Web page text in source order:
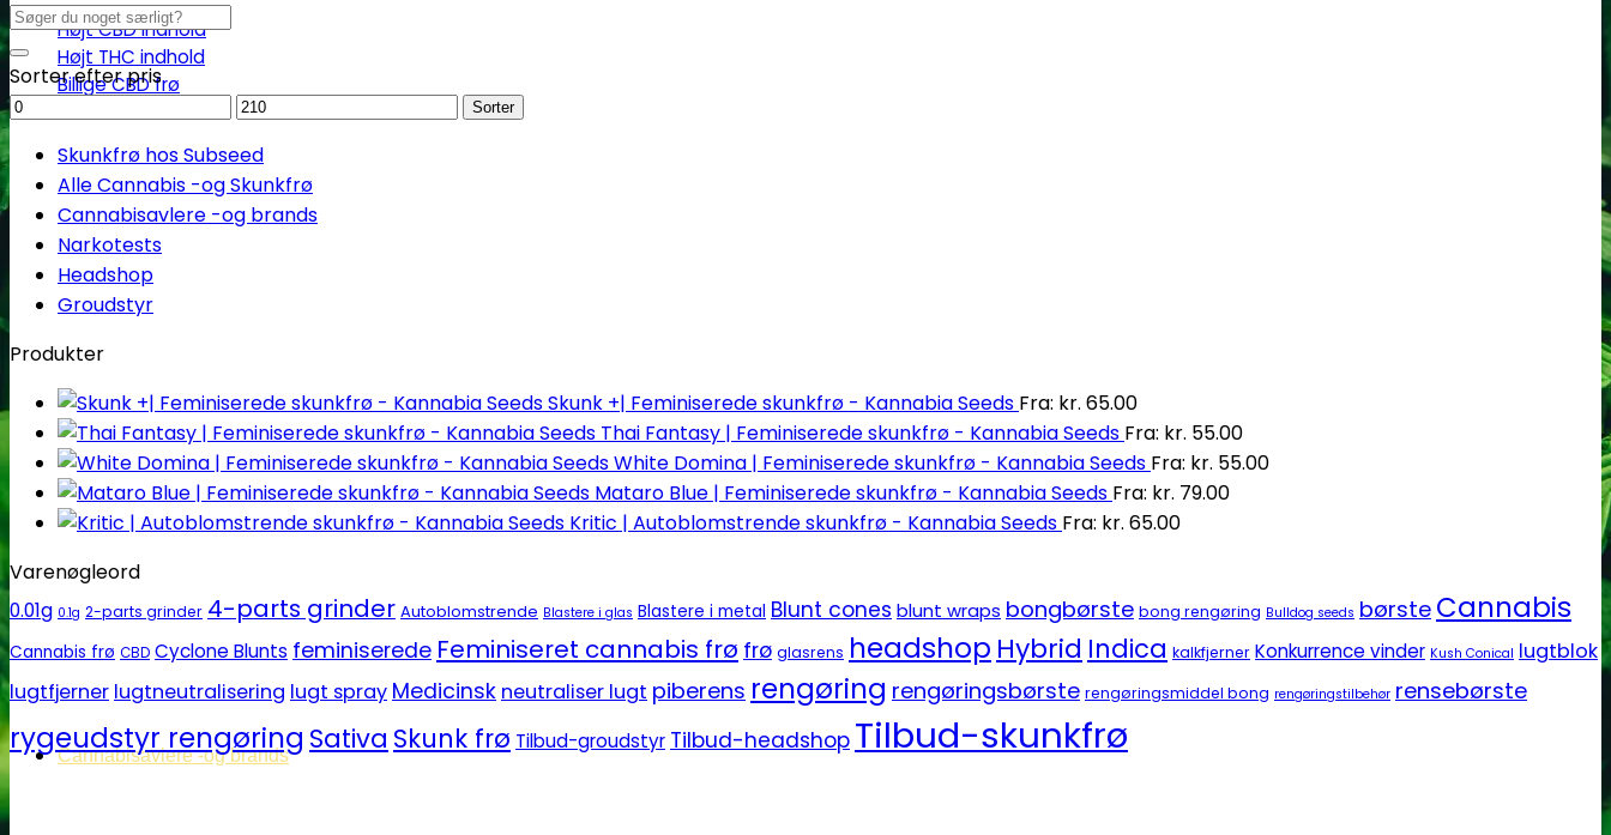
Højt CBD indhold
Højt THC indhold
Billige CBD frø
Cannabisavlere -og brands
Søg
efter:
Sorter efter pris
Mindstepris
Maks.
Sorter
Skunkfrø hos Subseed
Alle Cannabis -og Skunkfrø
Cannabisavlere -og brands
Narkotests
Headshop
Groudstyr
Produkter
Skunk +| Feminiserede skunkfrø - Kannabia Seeds Fra: kr. 65.00
Thai Fantasy | Feminiserede skunkfrø - Kannabia Seeds Fra: kr. 55.00
White Domina | Feminiserede skunkfrø - Kannabia Seeds Fra: kr. 55.00
Mataro Blue | Feminiserede skunkfrø - Kannabia Seeds Fra: kr. 79.00
Kritic | Autoblomstrende skunkfrø - Kannabia Seeds Fra: kr. 65.00
Varenøgleord
0.01g 0.1g 2-parts grinder 4-parts grinder Autoblomstrende Blastere i glas Blastere i metal Blunt cones blunt wraps bongbørste bong rengøring Bulldog seeds børste Cannabis
Cannabis frø CBD Cyclone Blunts feminiserede Feminiseret cannabis frø frø glasrens headshop Hybrid Indica kalkfjerner Konkurrence vinder Kush Conical lugtblok
lugtfjerner lugtneutralisering lugt spray Medicinsk neutraliser lugt piberens rengøring rengøringsbørste rengøringsmiddel bong rengøringstilbehør rensebørste
rygeudstyr rengøring Sativa Skunk frø Tilbud-groudstyr Tilbud-headshop Tilbud-skunkfrø